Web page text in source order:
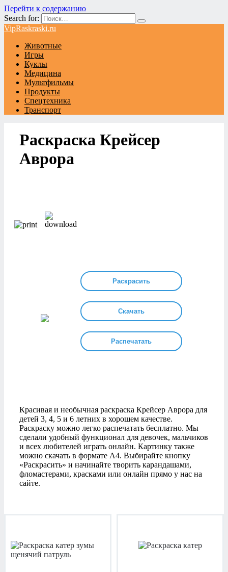
Перейти к содержанию
Search for:
VipRaskraski.ru
Животные
Игры
Куклы
Медицина
Мультфильмы
Продукты
Спецтехника
Транспорт
Раскраска Крейсер
Аврора
Раскрасить
Скачать
Распечатать
Красивая и необычная раскраска Крейсер Аврора для
детей 3, 4, 5 и 6 летних в хорошем качестве.
Раскраску можно легко распечатать бесплатно. Мы
сделали удобный функционал для девочек, мальчиков
и всех любителей играть онлайн. Картинку также
можно скачать в формате А4. Выбирайте кнопку
«Раскрасить» и начинайте творить карандашами,
фломастерами, красками или онлайн прямо у нас на
сайте.